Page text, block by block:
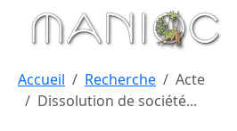
Aller au contenu principal
Accueil Recherche
Acte
Dissolution de société...